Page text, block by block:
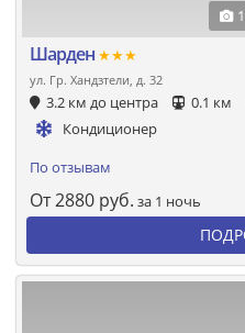
Шарден ★★★
ул. Гр. Хандзтели, д. 32
3.2 км до центра 0.1 км
Кондиционер
По отзывам
От2880 руб. за 1 ночь